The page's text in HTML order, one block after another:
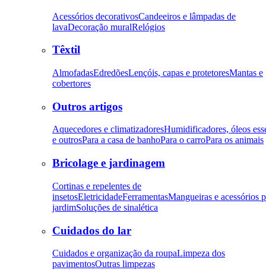
Acessórios decorativosCandeeiros e lâmpadas de
lavaDecoração muralRelógios
Têxtil
AlmofadasEdredõesLençóis, capas e protetoresMantas e
cobertores
Outros artigos
Aquecedores e climatizadoresHumidificadores, óleos
e outrosPara a casa de banhoPara o carroPara os animais
Bricolage e jardinagem
Cortinas e repelentes de
insetosEletricidadeFerramentasMangueiras e acessórios
jardimSoluções de sinalética
Cuidados do lar
Cuidados e organização da roupaLimpeza dos
pavimentosOutras limpezas